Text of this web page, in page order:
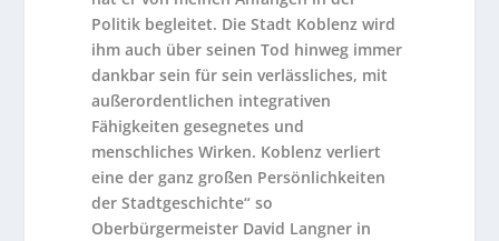
Politik begleitet. Die Stadt Koblenz wird
ihm auch über seinen Tod hinweg immer
dankbar sein für sein verlässliches, mit
außerordentlichen integrativen
Fähigkeiten gesegnetes und
menschliches Wirken. Koblenz verliert
eine der ganz großen Persönlichkeiten
der Stadtgeschichte“ so
Oberbürgermeister David Langner in